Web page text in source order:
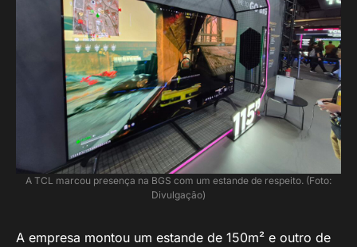
A TCL marcou presença na BGS com um estande de respeito. (Foto:
Divulgação)
A empresa montou um estande de 150m² e outro de